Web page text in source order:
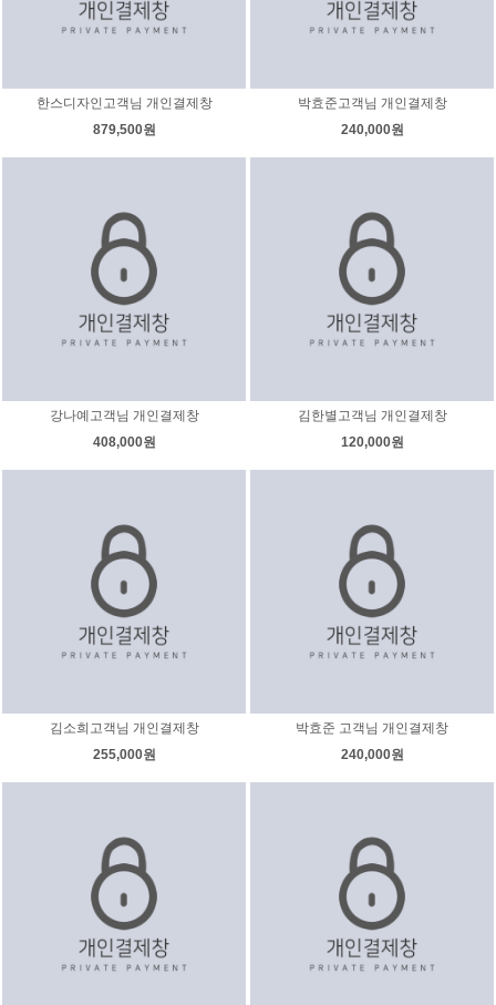
한스디자인고객님 개인결제창
879,500원
박효준고객님 개인결제창
240,000원
강나예고객님 개인결제창
408,000원
김한별고객님 개인결제창
120,000원
김소희고객님 개인결제창
255,000원
박효준 고객님 개인결제창
240,000원